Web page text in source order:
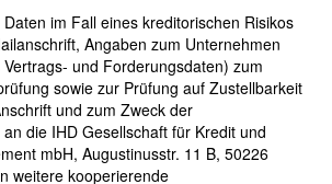
im Fall eines kreditorischen Risikos
Angaben zum Unternehmen
und Forderungsdaten) zum
sowie zur Prüfung auf Zustellbarkeit
und zum Zweck der
die IHD Gesellschaft für Kredit und
mbH, Augustinusstr. 11 B, 50226
weitere kooperierende